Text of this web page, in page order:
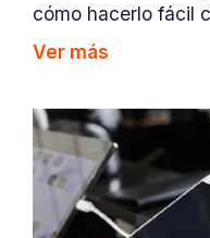
cómo hacerlo fácil
Ver más